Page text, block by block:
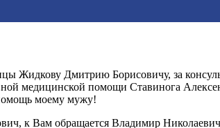
Жидкову Дмитрию Борисовичу, за
медицинской помощи Ставинога
моему мужу!
к Вам обращается Владимир